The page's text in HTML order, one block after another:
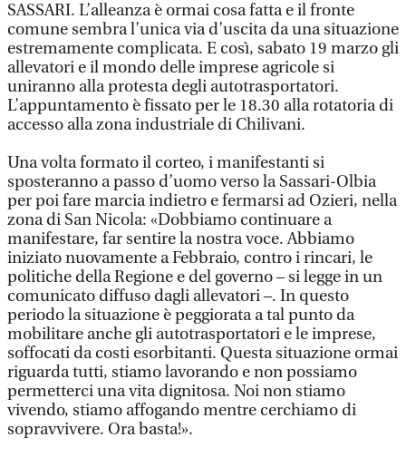
SASSARI. L’alleanza è ormai cosa fatta e il fronte
comune sembra l’unica via d’uscita da una situazione
estremamente complicata. E così, sabato 19 marzo gli
allevatori e il mondo delle imprese agricole si
uniranno alla protesta degli autotrasportatori.
L’appuntamento è fissato per le 18.30 alla rotatoria di
accesso alla zona industriale di Chilivani.
Una volta formato il corteo, i manifestanti si
sposteranno a passo d’uomo verso la Sassari-Olbia
per poi fare marcia indietro e fermarsi ad Ozieri, nella
zona di San Nicola: «Dobbiamo continuare a
manifestare, far sentire la nostra voce. Abbiamo
iniziato nuovamente a Febbraio, contro i rincari, le
politiche della Regione e del governo – si legge in un
comunicato diffuso dagli allevatori –. In questo
periodo la situazione è peggiorata a tal punto da
mobilitare anche gli autotrasportatori e le imprese,
soffocati da costi esorbitanti. Questa situazione ormai
riguarda tutti, stiamo lavorando e non possiamo
permetterci una vita dignitosa. Noi non stiamo
vivendo, stiamo affogando mentre cerchiamo di
sopravvivere. Ora basta!».